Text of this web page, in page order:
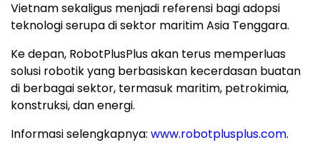
Vietnam sekaligus menjadi referensi bagi adopsi
teknologi serupa di sektor maritim Asia Tenggara.
Ke depan, RobotPlusPlus akan terus memperluas
solusi robotik yang berbasiskan kecerdasan buatan
di berbagai sektor, termasuk maritim, petrokimia,
konstruksi, dan energi.
Informasi selengkapnya: www.robotplusplus.com.